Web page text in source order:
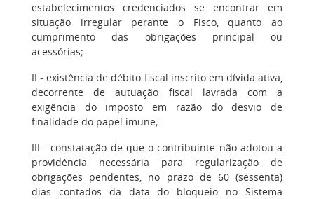
estabelecimentos credenciados se encontrar em
situação irregular perante o Fisco, quanto ao
cumprimento das obrigações principal ou
acessórias;
II - existência de débito fiscal inscrito em dívida ativa,
decorrente de autuação fiscal lavrada com a
exigência do imposto em razão do desvio de
finalidade do papel imune;
III - constatação de que o contribuinte não adotou a
providência necessária para regularização de
obrigações pendentes, no prazo de 60 (sessenta)
dias contados da data do bloqueio no Sistema